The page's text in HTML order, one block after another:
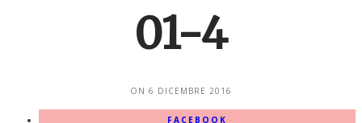
01-4
ON 6 DICEMBRE 2016
FACEBOOK